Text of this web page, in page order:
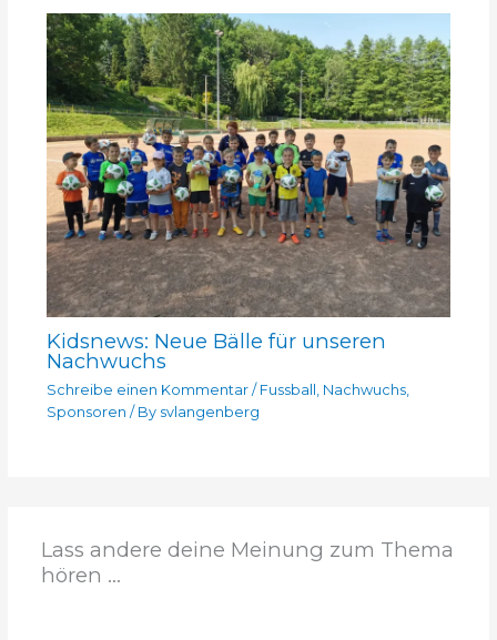
Kidsnews: Neue Bälle für unseren
Nachwuchs
Schreibe einen Kommentar / Fussball Nachwuchs,
Sponsoren / By svlangenberg
Lass andere deine Meinung zum Thema
hören ...